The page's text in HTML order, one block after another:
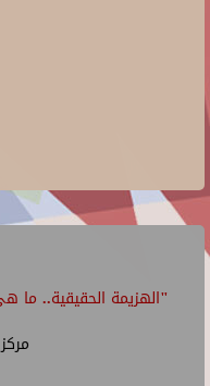
"الهزيمة الحقيقية.. ما